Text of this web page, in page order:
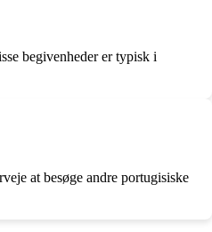
begivenheder er typisk i
at besøge andre portugisiske